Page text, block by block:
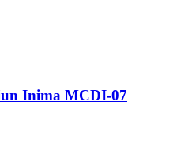
Inima MCDI-07